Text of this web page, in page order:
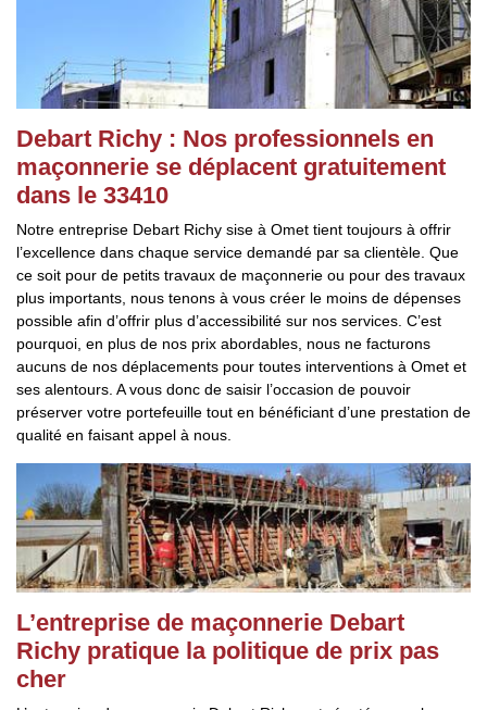
Debart Richy : Nos professionnels en
maçonnerie se déplacent gratuitement
dans le 33410
Notre entreprise Debart Richy sise à Omet tient toujours à offrir
l’excellence dans chaque service demandé par sa clientèle. Que
ce soit pour de petits travaux de maçonnerie ou pour des travaux
plus importants, nous tenons à vous créer le moins de dépenses
possible afin d’offrir plus d’accessibilité sur nos services. C’est
pourquoi, en plus de nos prix abordables, nous ne facturons
aucuns de nos déplacements pour toutes interventions à Omet et
ses alentours. A vous donc de saisir l’occasion de pouvoir
préserver votre portefeuille tout en bénéficiant d’une prestation de
qualité en faisant appel à nous.
L’entreprise de maçonnerie Debart
Richy pratique la politique de prix pas
cher